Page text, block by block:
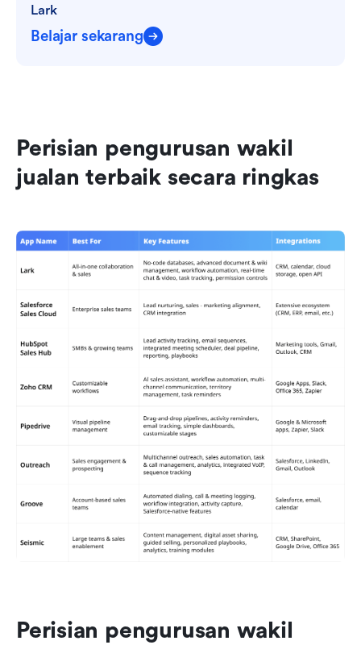
Lark
Belajar sekarang
Perisian pengurusan wakil
jualan terbaik secara ringkas
Perisian pengurusan wakil